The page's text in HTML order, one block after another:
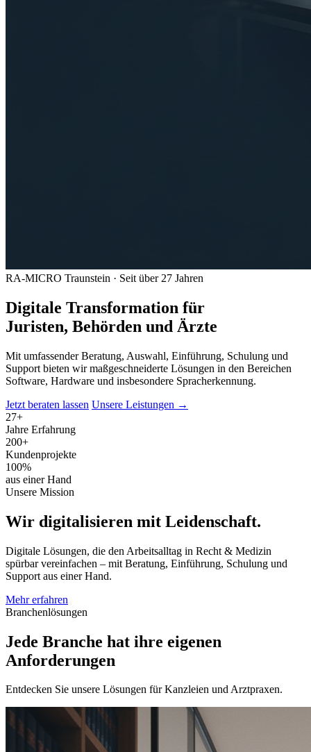
RA-MICRO Traunstein · Seit über 27 Jahren
Digitale Transformation für
Juristen, Behörden und Ärzte
Mit umfassender Beratung, Auswahl, Einführung, Schulung und
Support bieten wir maßgeschneiderte Lösungen in den Bereichen
Software, Hardware und insbesondere Spracherkennung.
Jetzt beraten lassen Unsere Leistungen →
27+
Jahre Erfahrung
200+
Kundenprojekte
100%
aus einer Hand
Unsere Mission
Wir digitalisieren mit Leidenschaft.
Digitale Lösungen, die den Arbeitsalltag in Recht & Medizin
spürbar vereinfachen – mit Beratung, Einführung, Schulung und
Support aus einer Hand.
Mehr erfahren
Branchenlösungen
Jede Branche hat ihre eigenen
Anforderungen
Entdecken Sie unsere Lösungen für Kanzleien und Arztpraxen.